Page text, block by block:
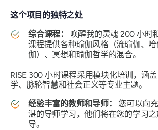
这个项目的独特之处
综合课程： 唤醒我的灵魂 200 小时
课程提供各种瑜伽风格（流瑜伽、
伽）、冥想和瑜伽哲学的混合。
RISE 300 小时课程采用模块化培训，涵
学、脉轮智慧和社会正义等专业主题。
经验丰富的教师和导师：您可以向
湛的导师学习，他们将在您的学习
导。